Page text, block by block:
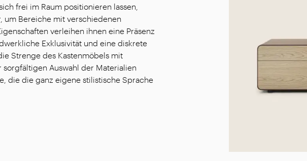
frei im Raum positionieren lassen,
um Bereiche mit verschiedenen
verleihen ihnen eine Präsenz
Exklusivität und eine diskrete
Strenge des Kastenmöbels mit
Auswahl der Materialien
die die ganz eigene stilistische Sprache